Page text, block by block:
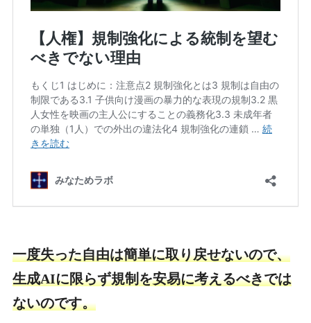
一度失った自由は簡単に取り戻せないので、
生成AIに限らず規制を安易に考えるべきでは
ないのです。